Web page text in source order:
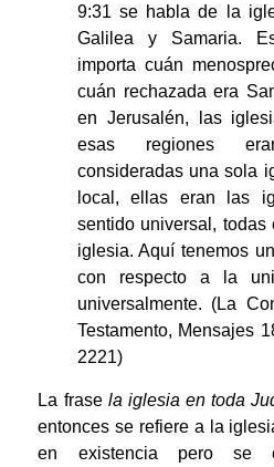
9:31 se habla de la
Galilea y Samaria.
importa cuán
cuán rechazada era
en Jerusalén, las
esas regiones
consideradas una sola
local, ellas eran las
sentido universal,
iglesia. Aquí tenemos
con respecto a la
universalmente. (La
Testamento, Mensajes
2221)
La frase la iglesia en toda
entonces se refiere a la
en existencia pero se